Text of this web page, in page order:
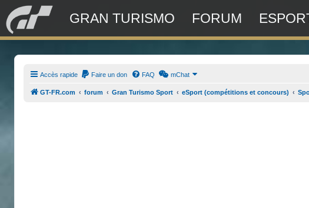
GRAN TURISMO FORUM
Accès rapide Faire un don FAQ mChat
GT-FR.com forum Gran Turismo Sport eSport (compétitions et concours)